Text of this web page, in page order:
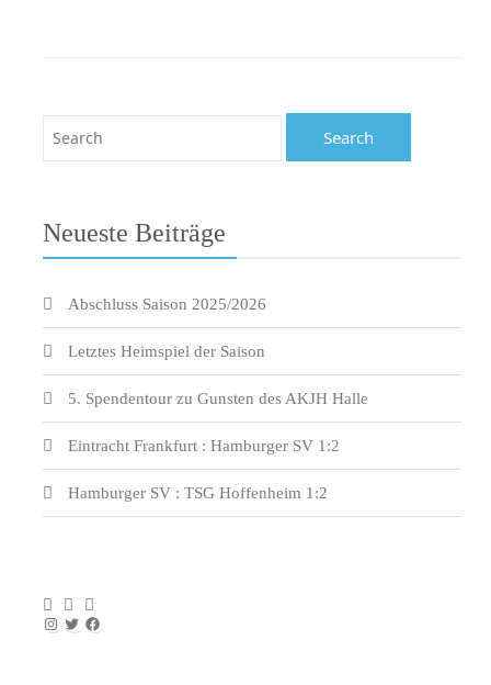
Neueste Beiträge
Abschluss Saison 2025/2026
Letztes Heimspiel der Saison
5. Spendentour zu Gunsten des AKJH Halle
Eintracht Frankfurt : Hamburger SV 1:2
Hamburger SV : TSG Hoffenheim 1:2
Instagram
TwitterFacebook